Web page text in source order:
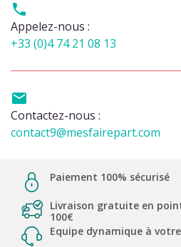

Appelez-nous :
+33 (0)4 74 21 08 13

Contactez-nous :
contact9@mesfairepart.com
Paiement 100% sécurisé
Livraison gratuite en
100€
Equipe dynamique à